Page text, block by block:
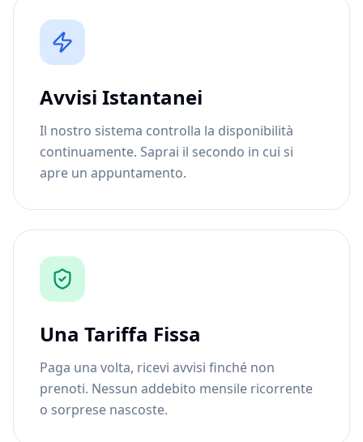
Avvisi Istantanei
Il nostro sistema controlla la disponibilità
continuamente. Saprai il secondo in cui si
apre un appuntamento.
Una Tariffa Fissa
Paga una volta, ricevi avvisi finché non
prenoti. Nessun addebito mensile ricorrente
o sorprese nascoste.